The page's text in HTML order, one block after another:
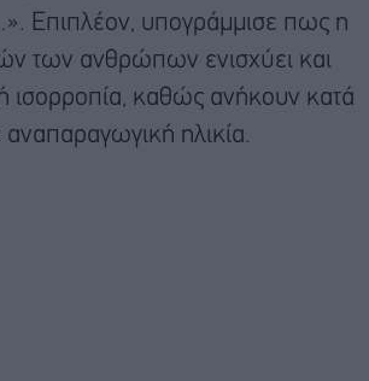
Επιπλέον, υπογράμμισε πως η
των ανθρώπων ενισχύει και
ισορροπία, καθώς ανήκουν κατά
αναπαραγωγική ηλικία.